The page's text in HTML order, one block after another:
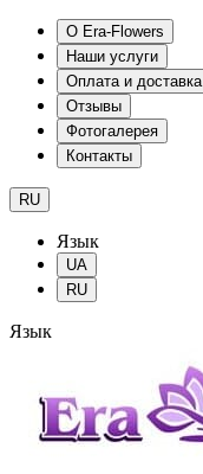
О Era-Flowers
Наши услуги
Оплата и доставка
Отзывы
Фотогалерея
Контакты
RU
Язык
UA
RU
Язык